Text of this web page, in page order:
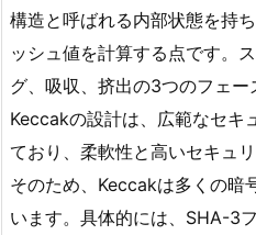
構造と呼ばれる内部状態を持
ッシュ値を計算する点です。
グ、吸収、挤出の3つのフェー
Keccakの設計は、広範なセキ
ており、柔軟性と高いセキュ
そのため、Keccakは多くの暗
います。具体的には、SHA-3